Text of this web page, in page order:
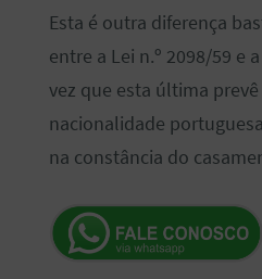
Esta é outra diferença
entre a Lei n.º 2098/59 e
vez que esta última
nacionalidade
na constância do